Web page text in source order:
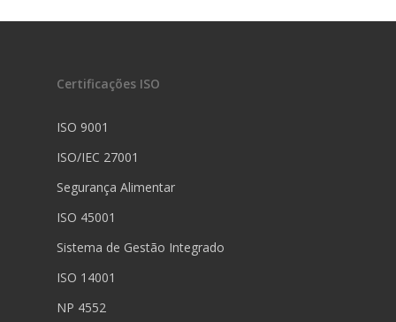
Certificações ISO
ISO 9001
ISO/IEC 27001
Segurança Alimentar
ISO 45001
Sistema de Gestão Integrado
ISO 14001
NP 4552